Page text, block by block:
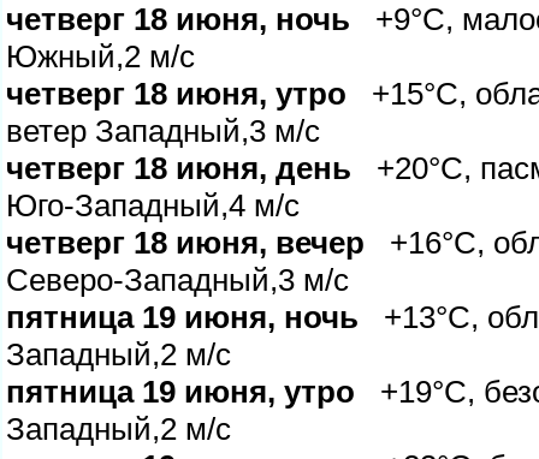
четверг 18 июня, ночь +9°C,
Южный,2 м/с
четверг 18 июня, утро +15°C,
етер Западный,3 м/с
четверг 18 июня, день +20°C,
Юго-Западный,4 м/с
четверг 18 июня, вечер +16°C,
Северо-Западный,3 м/с
пятница 19 июня, ночь +13°C,
Западный,2 м/с
пятница 19 июня, утро +19°C,
Западный,2 м/с